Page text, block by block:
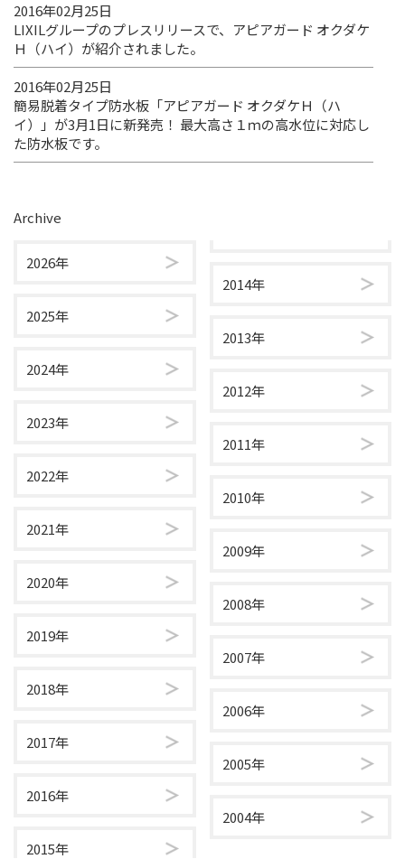
2016年02月25日
LIXILグループのプレスリリースで、アピアガード オクダケ
Ｈ（ハイ）が紹介されました。
2016年02月25日
簡易脱着タイプ防水板「アピアガード オクダケＨ（ハ
イ）」が3月1日に新発売！ 最大高さ１ｍの高水位に対応し
た防水板です。
Archive
2026年
2025年
2024年
2023年
2022年
2021年
2020年
2019年
2018年
2017年
2016年
2015年
2014年
2013年
2012年
2011年
2010年
2009年
2008年
2007年
2006年
2005年
2004年